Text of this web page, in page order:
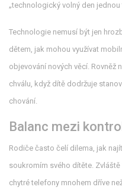
„technologický volný den jednou
Technologie nemusí být jen
dětem, jak mohou využívat
objevování nových věcí. Rovněž
chválu, když dítě dodržuje
chování.
Balanc mezi
Rodiče často čelí dilema, jak
soukromím svého dítěte.
chytré telefony mnohem dříve